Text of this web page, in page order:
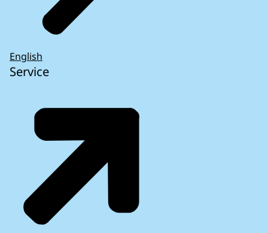
English
Service